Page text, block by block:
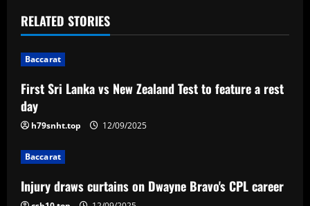
t
n
a
v
i
g
a
RELATED STORIES
Baccarat
First Sri Lanka vs New Zealand Test to feature a rest
day
h79snht.top 12/09/2025
Baccarat
Injury draws curtains on Dwayne Bravo's CPL career